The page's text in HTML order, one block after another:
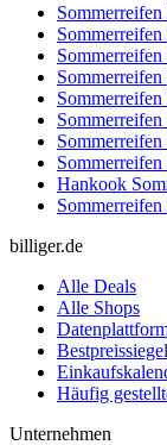
Hankook
billiger.de
Alle Deals
Alle Shops
Bestpreissiegel
Häufig
Unternehmen